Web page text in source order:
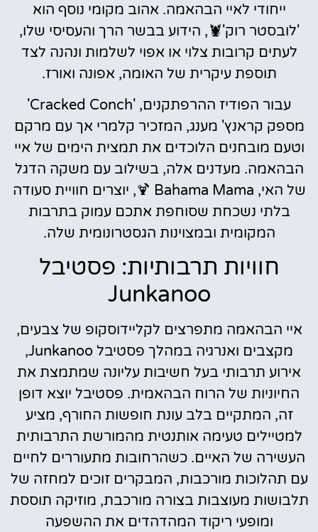
ייחודי לאיי הבהאמה. אהוב מקומי נוסף הוא
'לובסטר רוק'🦞, הידוע בבשר הרך והעסיסי שלו,
לעתים קרובות צלוי או אפוי לשלמות ונהנה לצד
תוספת עיקרית של האומה, אפונה ואורז.
עבור הפודיז ההרפתקנים, 'Cracked Conch'
מספק קראנץ' מענג, המזכיר קלמרי אך עם מרקם
וטעם מובחנים הלוכדים את תמצית הימים של איי
הבהאמה. מעדנים אלה, בשילוב עם משקה הדגל
של האי, Bahama Mama 🍹, יוצרים חוויית סעודה
בלתי נשכחת שסוחפת אתכם עמוק בתרבות
המקומית ובמצוינות הגסטרונומית שלה.
חוויות תרבותיות: פסטיבל
Junkanoo
איי הבהאמה מתפרצים לקליידוסקופ של צבעים,
מקצבים ואנרגיה במהלך פסטיבל Junkanoo,
אירוע תרבותי בעל חשיבות עליונה שמתמצת את
החיוניות של הרוח הבהאמית. פסטיבל יוצא דופן
זה, המתקיים בלב עונת חופשות החורף, מציע
למטיילים טעימה אותנטית מהמורשת התרבותית
העשירה של האיים. כשהרחובות מתעוררים לחיים
עם תהלוכות מורכבות, המבקרים זוכים למחזה של
תלבושות מעוצבות בצורה מורכבת, מוזיקה תוססת
ומופעי ריקוד המהדהדים את ההשפעה